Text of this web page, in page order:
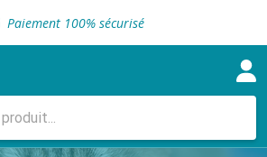
Paiement 100% sécurisé
gratuite en clinique vétérinaire
de croquettes vétérinaire
gratuite en clinique vétérinaire
Retour gratuit en clinique